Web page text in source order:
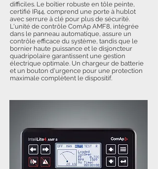
difficiles. Le boîtier robuste en tôle peinte,
certifié IP44, comprend une porte à hublot
avec serrure à clé pour plus de sécurité.
L'unité de contrôle ComAp AMF8, intégrée
dans le panneau automatique, assure un
contrôle efficace du système, tandis que le
bornier haute puissance et le disjoncteur
quadripolaire garantissent une gestion
électrique optimale. Un chargeur de batterie
et un bouton d'urgence pour une protection
maximale complètent le dispositif.